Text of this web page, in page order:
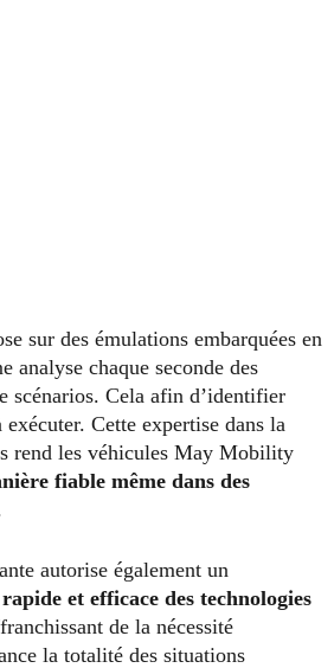
sur des émulations embarquées en
analyse chaque seconde des
scénarios. Cela afin d’identifier
Cette expertise dans la
rend les véhicules May Mobility
fiable même dans des
autorise également un
et efficace des technologies
de la nécessité
la totalité des situations